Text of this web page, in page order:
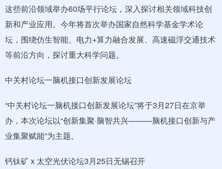
这些前沿领域举办60场平行论坛，深入探讨相关领域科技创
新和产业应用。今年将首次举办国家自然科学基金学术论
坛，围绕仿生智能、电力+算力融合发展、高速磁浮交通技术
等前沿方向，探讨重大科学问题。
中关村论坛一脑机接口创新发展论坛
“中关村论坛一脑机接口创新发展论坛”将于3月27日在京举
办，本次论坛以“创新集聚·脑智共兴———脑机接口创新与产
业集聚赋能”为主题。
钙钛矿 x 太空光伏论坛3月25日无锡召开